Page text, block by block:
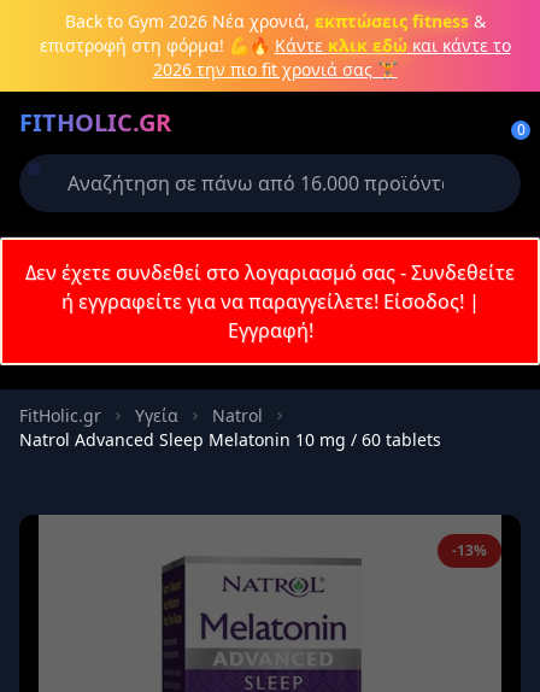
Μετάβαση στο κύριο περιεχόμενο
Back to Gym 2026Νέα χρονιά, εκπτώσεις fitness&
επιστροφή στη φόρμα! 💪🔥 Κάντε κλικ εδώκαι κάντε το
2026 την πιο fit χρονιά σας 🏋️
FITHOLIC.GR 0
Πρωτεΐνες Pre-Workout Aμινοξέα Καύση λίπους
Δεν έχετε συνδεθεί στο λογαριασμό σας - Συνδεθείτε
ή εγγραφείτε για να παραγγείλετε! Είσοδος!|
Εγγραφή!
FitHolic.gr Υγεία
Natrol
Natrol Advanced Sleep Melatonin 10 mg / 60 tablets
-13%
Δημιουργήστε λογαριασμό ή
Απαιτείται για την ολοκλήρωση της
παραγγελίας σας
Σύνδεση Εγγραφή
Κωδικός
Ξεχάσατε τον κωδικό σας;
Σύνδεση
Δεν έχετε λογαριασμό; Εγγραφείτε εδώ